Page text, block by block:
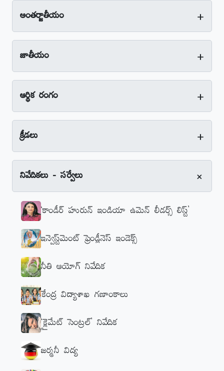
అంతర్జాతీయం +
జాతీయం +
ఆర్థిక రంగం +
క్రీడలు +
నివేదికలు - సర్వేలు +
‘కాండీర్‌ హురున్‌ ఇండియా ఉమెన్‌ లీడర్స్‌ లిస్ట్‌’
ఇన్వెస్ట్‌మెంట్‌ ఫ్రెండ్లీనెస్‌ ఇండెక్స్‌
నీతి ఆయోగ్‌ నివేదిక
కేంద్ర విద్యాశాఖ గణాంకాలు
‘క్లైమేట్‌ సెంట్రల్‌’ నివేదిక
జర్మనీ విద్య